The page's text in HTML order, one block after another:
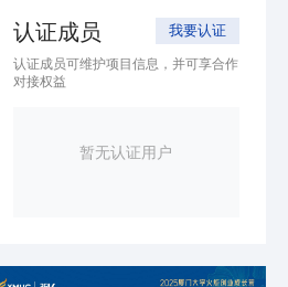
认证成员 我要认证
认证成员可维护项目信息，并可享合作
对接权益
暂无认证用户